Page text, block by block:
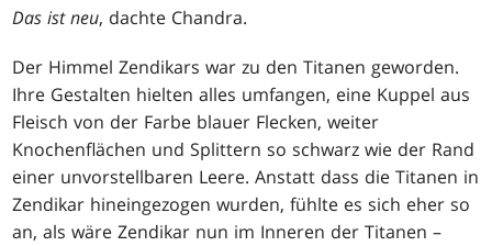
Das ist neu, dachte Chandra.
Der Himmel Zendikars war zu den Titanen geworden.
Ihre Gestalten hielten alles umfangen, eine Kuppel aus
Fleisch von der Farbe blauer Flecken, weiter
Knochenflächen und Splittern so schwarz wie der Rand
einer unvorstellbaren Leere. Anstatt dass die Titanen in
Zendikar hineingezogen wurden, fühlte es sich eher so
an, als wäre Zendikar nun im Inneren der Titanen –